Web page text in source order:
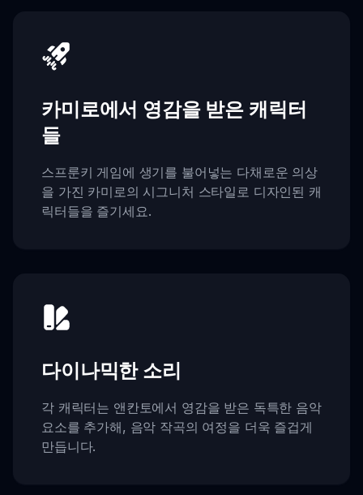
카미로에서 영감을 받은 캐릭터
들
스프룬키 게임에 생기를 불어넣는 다채로운 의상
을 가진 카미로의 시그니처 스타일로 디자인된 캐
릭터들을 즐기세요.
다이나믹한 소리
각 캐릭터는 앤칸토에서 영감을 받은 독특한 음악
요소를 추가해, 음악 작곡의 여정을 더욱 즐겁게
만듭니다.